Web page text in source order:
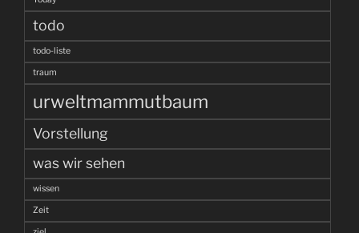
todo
todo-liste
traum
urweltmammutbaum
Vorstellung
was wir sehen
wissen
Zeit